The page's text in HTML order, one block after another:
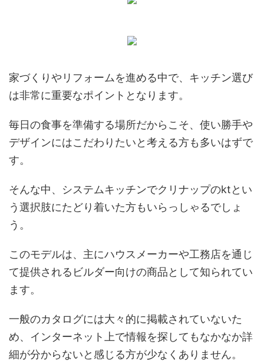
家づくりやリフォームを進める中で、キッチン選び
は非常に重要なポイントとなります。
毎日の食事を準備する場所だからこそ、使い勝手や
デザインにはこだわりたいと考える方も多いはずで
す。
そんな中、システムキッチンでクリナップのktとい
う選択肢にたどり着いた方もいらっしゃるでしょ
う。
このモデルは、主にハウスメーカーや工務店を通じ
て提供されるビルダー向けの商品として知られてい
ます。
一般のカタログには大々的に掲載されていないた
め、インターネット上で情報を探してもなかなか詳
細が分からないと感じる方が少なくありません。